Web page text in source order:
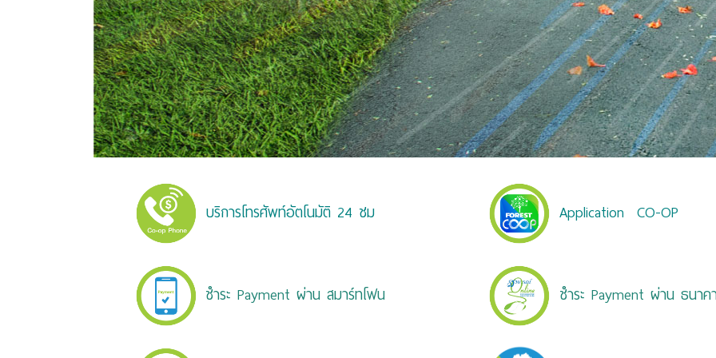
บริการโทรศัพท์อัตโนมัติ 24 ชม Application CO-OP
ชำระ Payment ผ่าน สมาร์ทโฟน ชำระ Payment ผ่าน ธนาค